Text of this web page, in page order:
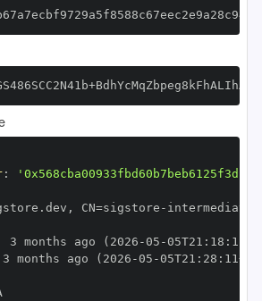
:
, CN=sigstore -
3 months ago (2026 -05 -05T21 : 18 :
3 months ago (2026 -05 -05T21 : 28 : 11+00